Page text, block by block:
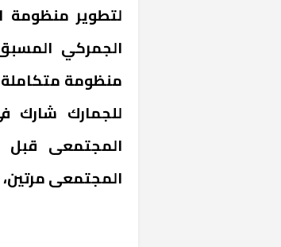
لتطوير منظومة
الجمركي
منظومة متكاملة
للجمارك شارك
المجتمعى قبل
المجتمعى